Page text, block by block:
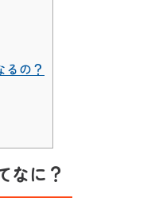
るの？
なに？